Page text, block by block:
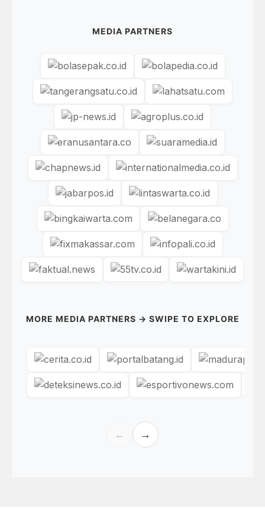
MEDIA PARTNERS
MORE MEDIA PARTNERS → SWIPE TO EXPLORE
← →